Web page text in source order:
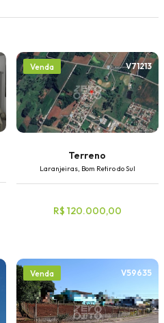
Venda V71213
Terreno
Laranjeiras, Bom Retiro do Sul
R$ 120.000,00
Venda V59635